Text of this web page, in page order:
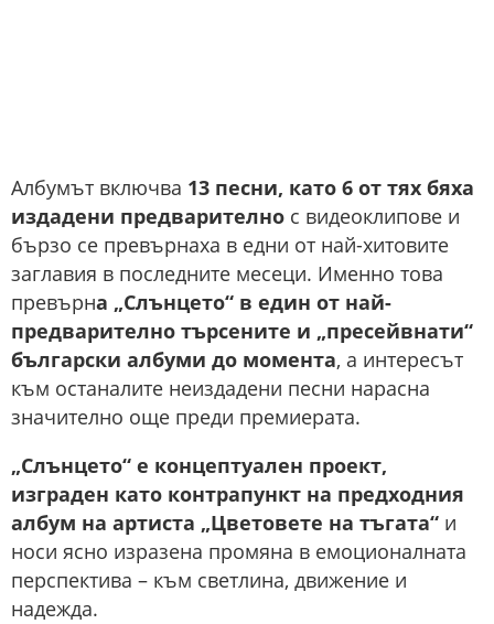
Албумът включва 13 песни, като 6 от тях бяха
издадени предварително с видеоклипове и
бързо се превърнаха в едни от най-хитовите
заглавия в последните месеци. Именно това
превърна „Слънцето“ в един от най-
предварително търсените и „пресейвнати“
български албуми до момента, а интересът
към останалите неиздадени песни нарасна
значително още преди премиерата.
„Слънцето“ е концептуален проект,
изграден като контрапункт на предходния
албум на артиста „Цветовете на тъгата“ и
носи ясно изразена промяна в емоционалната
перспектива – към светлина, движение и
надежда.